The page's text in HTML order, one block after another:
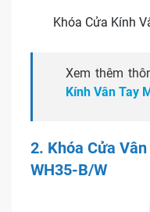
Khóa Cửa Kính
Xem thêm
Kính Vân Tay
2. Khóa Cửa
WH35-B/W